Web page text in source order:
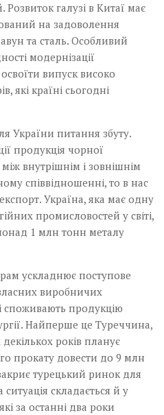
галузі в Китаї має
на задоволення
та сталь. Особливий
модернізації
випуск високо
які країні сьогодні
України питання збуту.
продукція чорної
внутрішнім і зовнішнім
співвідношенні, то в нас
Україна, яка має одну
промисловостей у світі,
1 млн тонн металу
ускладнює поступове
виробничих
споживають продукцію
Найперше це Туреччина,
років планує
прокату довести до 9 млн
турецький ринок для
складається й у
за останні два роки